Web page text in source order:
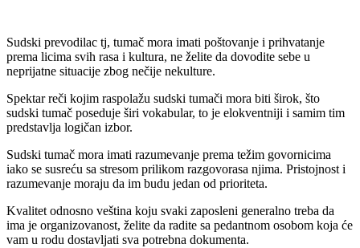
Sudski prevodilac tj, tumač mora imati poštovanje i prihvatanje
prema licima svih rasa i kultura, ne želite da dovodite sebe u
neprijatne situacije zbog nečije nekulture.
Spektar reči kojim raspolažu sudski tumači mora biti širok, što
sudski tumač poseduje širi vokabular, to je elokventniji i samim tim
predstavlja logičan izbor.
Sudski tumač mora imati razumevanje prema težim govornicima
iako se susreću sa stresom prilikom razgovorasa njima. Pristojnost i
razumevanje moraju da im budu jedan od prioriteta.
Kvalitet odnosno veština koju svaki zaposleni generalno treba da
ima je organizovanost, želite da radite sa pedantnom osobom koja će
vam u rodu dostavljati sva potrebna dokumenta.